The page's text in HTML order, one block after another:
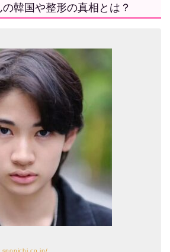
韓国や整形の真相とは？